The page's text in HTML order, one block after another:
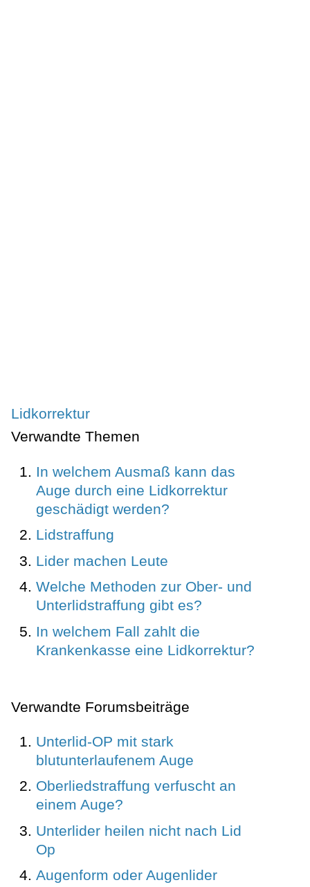
Lidkorrektur
Verwandte Themen
In welchem Ausmaß kann das
Auge durch eine Lidkorrektur
geschädigt werden?
Lidstraffung
Lider machen Leute
Welche Methoden zur Ober- und
Unterlidstraffung gibt es?
In welchem Fall zahlt die
Krankenkasse eine Lidkorrektur?
Verwandte Forumsbeiträge
Unterlid-OP mit stark
blutunterlaufenem Auge
Oberliedstraffung verfuscht an
einem Auge?
Unterlider heilen nicht nach Lid
Op
Augenform oder Augenlider